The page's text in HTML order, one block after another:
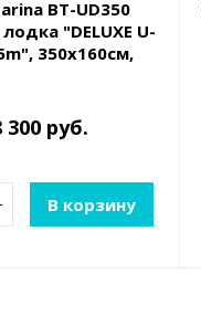
BT-UD350
"DELUXE U-
350х160см,
300 руб.
В корзину